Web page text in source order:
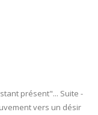
présent"... Suite -
vers un désir